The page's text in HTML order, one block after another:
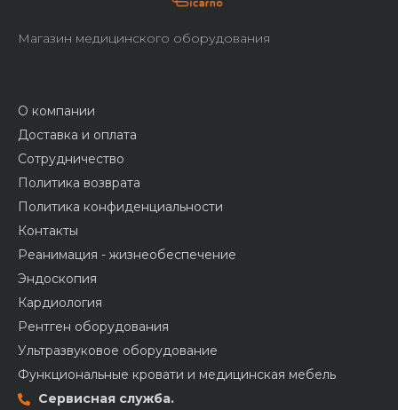
Магазин медицинского оборудования
О компании
Доставка и оплата
Сотрудничество
Политика возврата
Политика конфиденциальности
Контакты
Реанимация - жизнеобеспечение
Эндоскопия
Кардиология
Рентген оборудования
Ультразвуковое оборудование
Функциональные кровати и медицинская мебель
Сервисная служба.